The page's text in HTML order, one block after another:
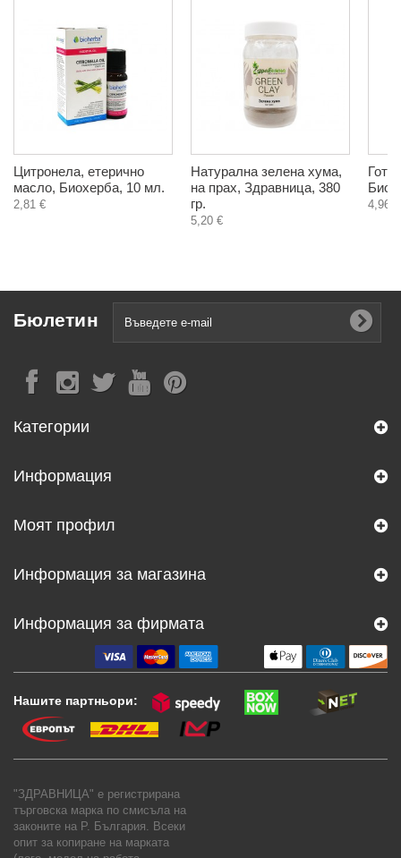
Цитронела, етерично
масло, Биохерба, 10 мл.
2,81 €
Натурална зелена хума,
на прах, Здравница, 380
гр.
5,20 €
Готу
4,96 €
Бюлетин
Категории
Информация
Моят профил
Информация за магазина
Информация за фирмата
Нашите партньори:
"ЗДРАВНИЦА" е регистрирана
търговска марка по смисъла на
законите на Р. България. Всеки
опит за копиране на марката